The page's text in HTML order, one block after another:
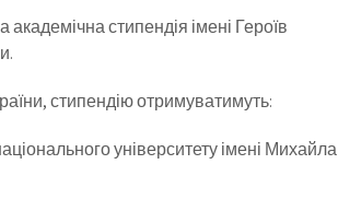
стипендія імені Героїв
стипендію отримуватимуть:
університету імені Михайла